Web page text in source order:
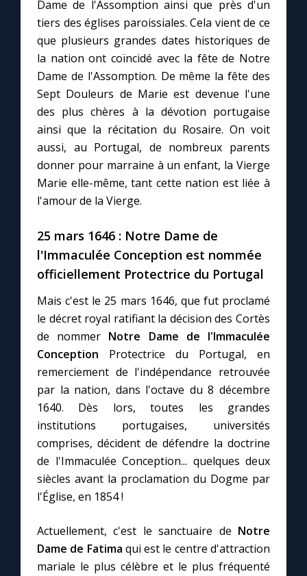
Dame de l'Assomption ainsi que près d'un
tiers des églises paroissiales. Cela vient de ce
que plusieurs grandes dates historiques de
la nation ont coïncidé avec la fête de Notre
Dame de l'Assomption. De même la fête des
Sept Douleurs de Marie est devenue l'une
des plus chères à la dévotion portugaise
ainsi que la récitation du Rosaire. On voit
aussi, au Portugal, de nombreux parents
donner pour marraine à un enfant, la Vierge
Marie elle-même, tant cette nation est liée à
l'amour de la Vierge.
25 mars 1646 : Notre Dame de
l'Immaculée Conception est nommée
officiellement Protectrice du Portugal
Mais c'est le 25 mars 1646, que fut proclamé
le décret royal ratifiant la décision des Cortès
de nommer Notre Dame de l'Immaculée
Conception Protectrice du Portugal, en
remerciement de l'indépendance retrouvée
par la nation, dans l'octave du 8 décembre
1640. Dès lors, toutes les grandes
institutions portugaises, universités
comprises, décident de défendre la doctrine
de l'Immaculée Conception... quelques deux
siècles avant la proclamation du Dogme par
l'Église, en 1854 !
Actuellement, c'est le sanctuaire de Notre
Dame de Fatima qui est le centre d'attraction
mariale le plus célèbre et le plus fréquenté